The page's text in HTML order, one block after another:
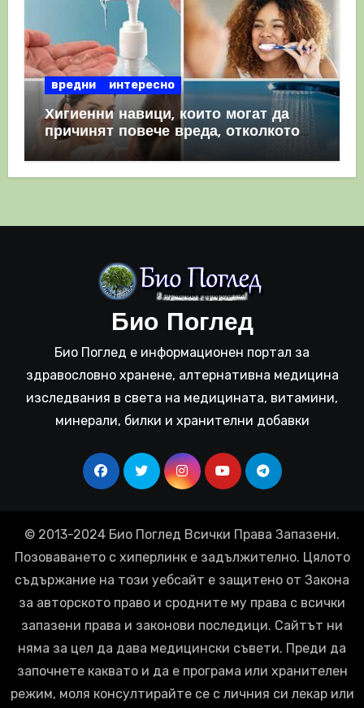
вредни интересно
Хигиенни навици, които могат да
причинят повече вреда, отколкото
полза
Био Поглед
Био Поглед е информационен портал за
здравословно хранене, алтернативна медицина
изследвания в света на медицината, витамини,
минерали, билки и хранителни добавки
© 2013-2024 Био Поглед Всички Права Запазени.
Позоваването с хиперлинк е задължително. Цялото
съдържание на този уебсайт е защитено от Закона
за авторското право и сродните му права с всички
запазени права и законови последици. Сайтът ни
няма за цел да дава медицински съвети. Преди да
започнете каквато и да е програма или хранителен
режим, моля консултирайте се с личния си лекар или